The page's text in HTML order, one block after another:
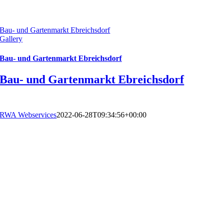
Bau- und Gartenmarkt Ebreichsdorf
Gallery
Bau- und Gartenmarkt Ebreichsdorf
Bau- und Gartenmarkt Ebreichsdorf
RWA Webservices2022-06-28T09:34:56+00:00